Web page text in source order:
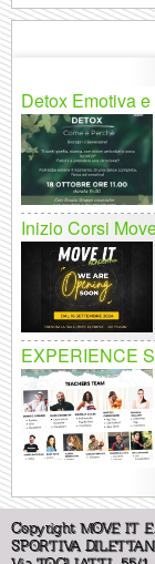
Detox Emotiva
Inizio Corsi
EXPERIENCE
Copyright MOVE IT
SPORTIVA